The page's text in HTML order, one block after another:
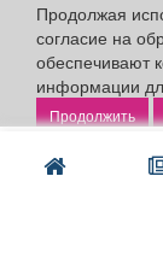
Продолжая
согласие на
обеспечивают
информации
Бизнес-
Заказать
Оплата